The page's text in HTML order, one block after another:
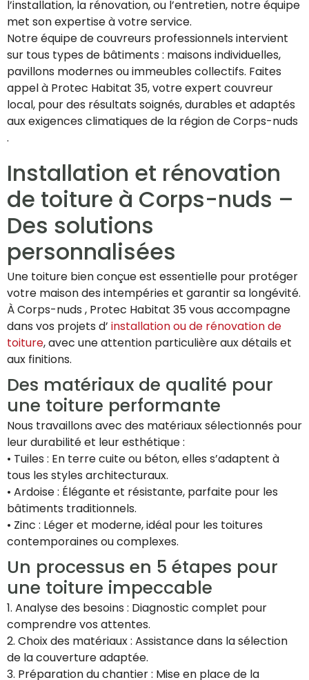
l’installation, la rénovation, ou l’entretien, notre équipe
met son expertise à votre service.
Notre équipe de couvreurs professionnels intervient
sur tous types de bâtiments : maisons individuelles,
pavillons modernes ou immeubles collectifs. Faites
appel à Protec Habitat 35, votre expert couvreur
local, pour des résultats soignés, durables et adaptés
aux exigences climatiques de la région de Corps-nuds
.
Installation et rénovation
de toiture à Corps-nuds –
Des solutions
personnalisées
Une toiture bien conçue est essentielle pour protéger
votre maison des intempéries et garantir sa longévité.
À Corps-nuds , Protec Habitat 35 vous accompagne
dans vos projets d’ installation ou de rénovation de
toiture, avec une attention particulière aux détails et
aux finitions.
Des matériaux de qualité pour
une toiture performante
Nous travaillons avec des matériaux sélectionnés pour
leur durabilité et leur esthétique :
• Tuiles : En terre cuite ou béton, elles s’adaptent à
tous les styles architecturaux.
• Ardoise : Élégante et résistante, parfaite pour les
bâtiments traditionnels.
• Zinc : Léger et moderne, idéal pour les toitures
contemporaines ou complexes.
Un processus en 5 étapes pour
une toiture impeccable
1. Analyse des besoins : Diagnostic complet pour
comprendre vos attentes.
2. Choix des matériaux : Assistance dans la sélection
de la couverture adaptée.
3. Préparation du chantier : Mise en place de la